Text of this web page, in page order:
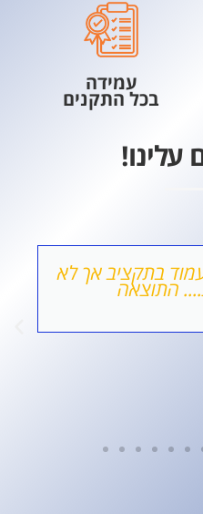
עמידה
בכל התקנים
עלינו!
בתקציב אך לא
התוצאה